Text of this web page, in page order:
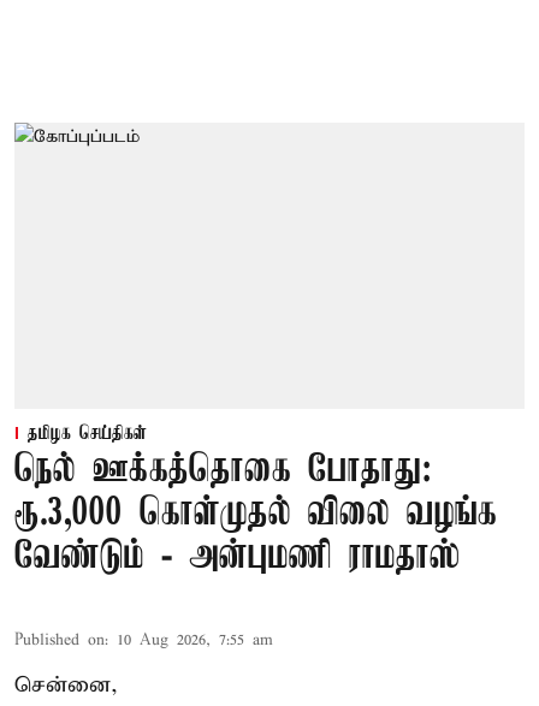
தமிழக செய்திகள்
நெல் ஊக்கத்தொகை போதாது:
ரூ.3,000 கொள்முதல் விலை வழங்க
வேண்டும் - அன்புமணி ராமதாஸ்
Published on: 10 Aug 2026, 7:55 am
சென்னை,